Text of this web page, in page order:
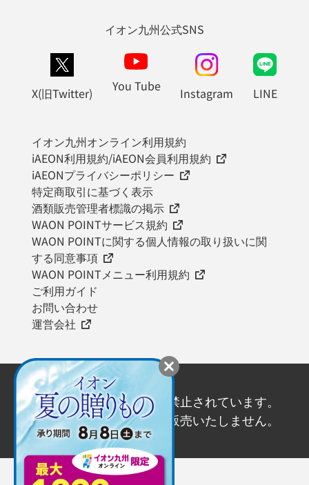
イオン九州公式SNS
X(旧Twitter) You Tube Instagram LINE
イオン九州オンライン利用規約
iAEON利用規約/iAEON会員利用規約
iAEONプライバシーポリシー
特定商取引に基づく表示
酒類販売管理者標識の掲示
WAON POINTサービス規約
WAON POINTに関する個人情報の取り扱いに関
する同意事項
WAON POINTメニュー利用規約
ご利用ガイド
お問い合わせ
運営会社
20歳未満の飲酒は法律で禁止されています。
20歳未満の方にはお酒を販売いたしません。